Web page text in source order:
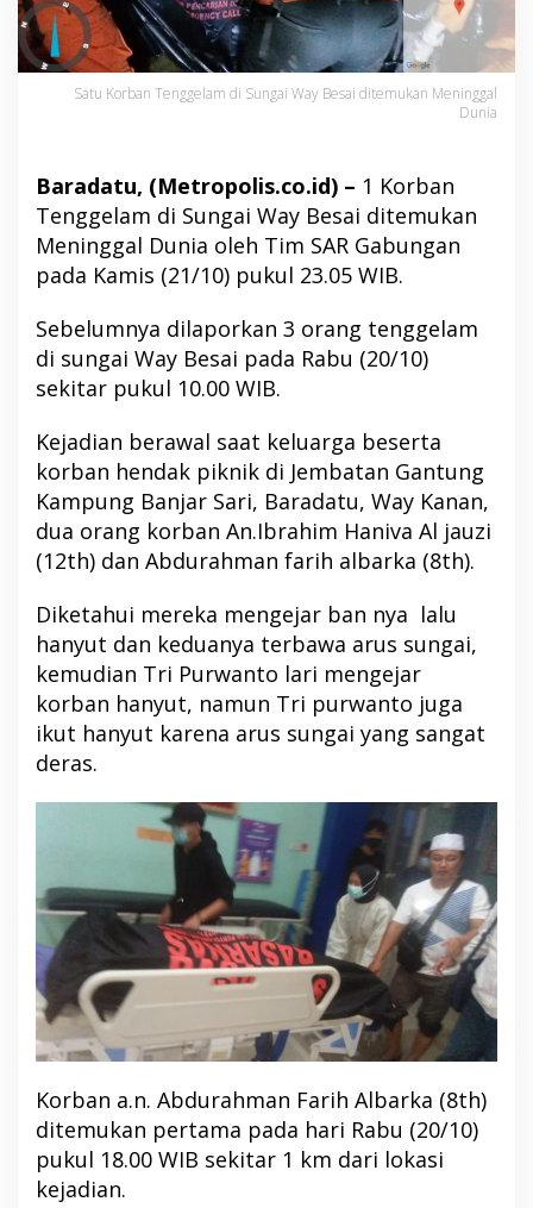
Satu Korban Tenggelam di Sungai Way Besai ditemukan Meninggal
Dunia
Baradatu, (Metropolis.co.id) – 1 Korban
Tenggelam di Sungai Way Besai ditemukan
Meninggal Dunia oleh Tim SAR Gabungan
pada Kamis (21/10) pukul 23.05 WIB.
Sebelumnya dilaporkan 3 orang tenggelam
di sungai Way Besai pada Rabu (20/10)
sekitar pukul 10.00 WIB.
Kejadian berawal saat keluarga beserta
korban hendak piknik di Jembatan Gantung
Kampung Banjar Sari, Baradatu, Way Kanan,
dua orang korban An.Ibrahim Haniva Al jauzi
(12th) dan Abdurahman farih albarka (8th).
Diketahui mereka mengejar ban nya lalu
hanyut dan keduanya terbawa arus sungai,
kemudian Tri Purwanto lari mengejar
korban hanyut, namun Tri purwanto juga
ikut hanyut karena arus sungai yang sangat
deras.
Korban a.n. Abdurahman Farih Albarka (8th)
ditemukan pertama pada hari Rabu (20/10)
pukul 18.00 WIB sekitar 1 km dari lokasi
kejadian.